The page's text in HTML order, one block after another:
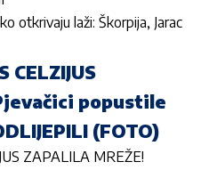
otkrivaju laži: Škorpija, Jarac
CELZIJUS
popustile
(FOTO)
ZAPALILA MREŽE!